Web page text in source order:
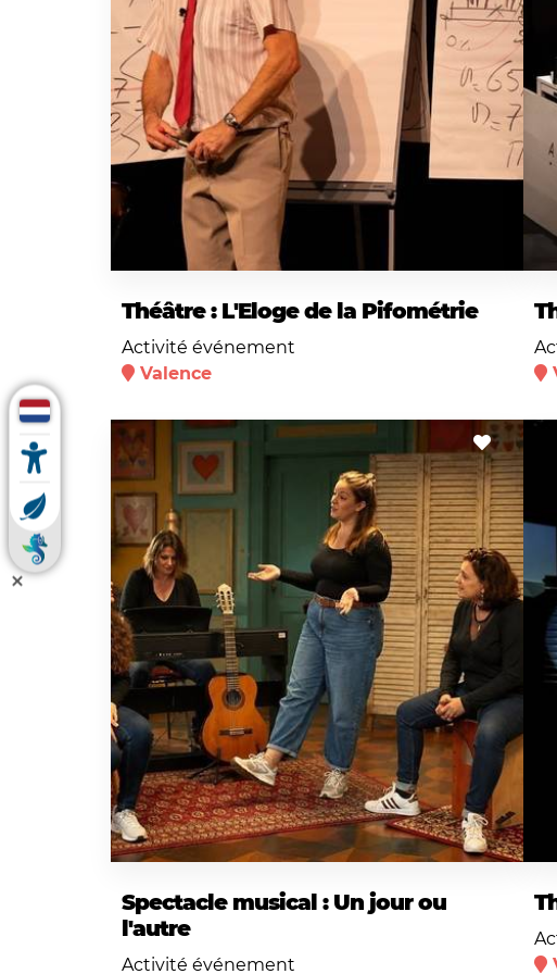
Théâtre : L'Eloge de la Pifométrie
Activité événement
Valence
Spectacle musical : Un jour ou
l'autre
Activité événement